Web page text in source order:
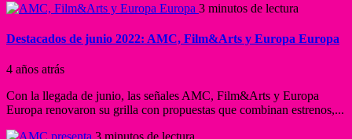
3 minutos de lectura
Destacados de junio 2022: AMC, Film&Arts y Europa Europa
4 años atrás
Con la llegada de junio, las señales AMC, Film&Arts y Europa
Europa renovaron su grilla con propuestas que combinan estrenos,...